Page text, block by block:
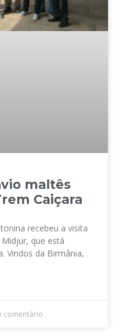
maltês
Caiçara
recebeu a visita
que está
Vindos da Birmânia,
comentário